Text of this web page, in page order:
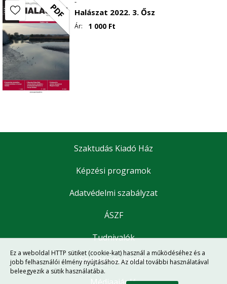
PDF Halászat 2022. 3. Ősz
Ár: 1 000 Ft
Szaktudás Kiadó Ház
Képzési programok
Adatvédelmi szabályzat
ÁSZF
Tudnivalók
Szállítás és fizetés
Ez a weboldal HTTP sütiket (cookie-kat) használ a működéséhez és a
jobb felhasználói élmény nyújtásához. Az oldal további használatával
beleegyezik a sütik használatába.